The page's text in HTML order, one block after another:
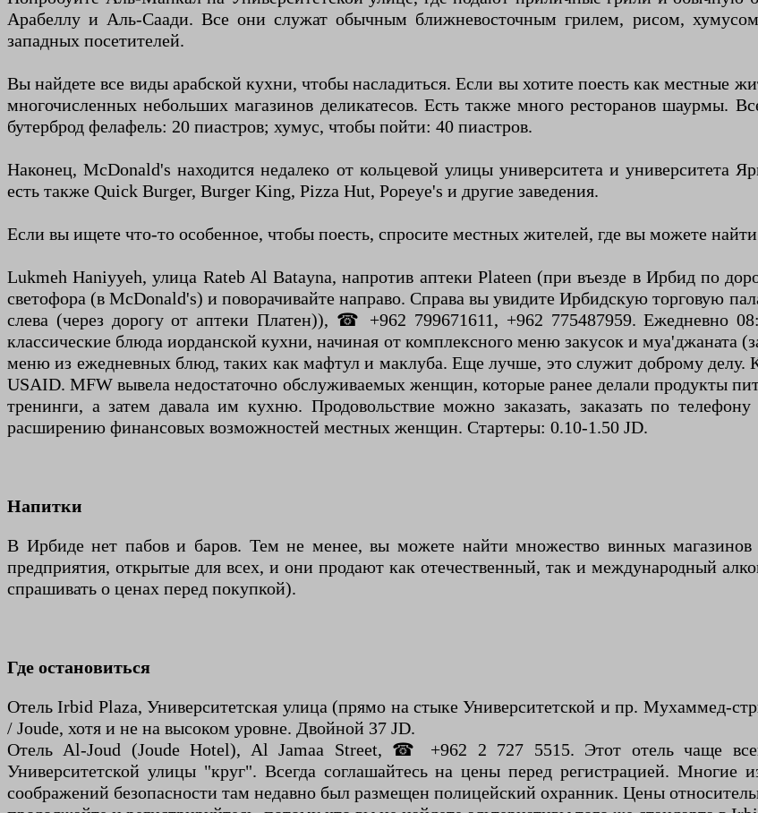
Арабеллу и Аль-Саади. Все они служат обычным ближневосточным грилем, рисом,
западных посетителей.
Вы найдете все виды арабской кухни, чтобы насладиться. Если вы хотите поесть как местные
многочисленных небольших магазинов деликатесов. Есть также много ресторанов шаурмы.
бутерброд фелафель: 20 пиастров; хумус, чтобы пойти: 40 пиастров.
Наконец, McDonald's находится недалеко от кольцевой улицы университета и университета
есть также Quick Burger, Burger King, Pizza Hut, Popeye's и другие заведения.
Если вы ищете что-то особенное, чтобы поесть, спросите местных жителей, где вы можете
Lukmeh Haniyyeh, улица Rateb Al Batayna, напротив аптеки Plateen (при въезде в Ирбид по
светофора (в McDonald's) и поворачивайте направо. Справа вы увидите Ирбидскую торговую
слева (через дорогу от аптеки Платен)), ☎ +962 799671611, +962 775487959. Ежедневно
классические блюда иорданской кухни, начиная от комплексного меню закусок и муа'джаната
меню из ежедневных блюд, таких как мафтул и маклуба. Еще лучше, это служит доброму делу.
USAID. MFW вывела недостаточно обслуживаемых женщин, которые ранее делали продукты
тренинги, а затем давала им кухню. Продовольствие можно заказать, заказать по
расширению финансовых возможностей местных женщин. Стартеры: 0.10-1.50 JD.
Напитки
В Ирбиде нет пабов и баров. Тем не менее, вы можете найти множество винных
предприятия, открытые для всех, и они продают как отечественный, так и международный
спрашивать о ценах перед покупкой).
Где остановиться
Отель Irbid Plaza, Университетская улица (прямо на стыке Университетской и пр. Мухаммед-
/ Joude, хотя и не на высоком уровне. Двойной 37 JD.
Отель Al-Joud (Joude Hotel), Al Jamaa Street, ☎ +962 2 727 5515. Этот отель чаще
Университетской улицы "круг". Всегда соглашайтесь на цены перед регистрацией. Многие
соображений безопасности там недавно был размещен полицейский охранник. Цены